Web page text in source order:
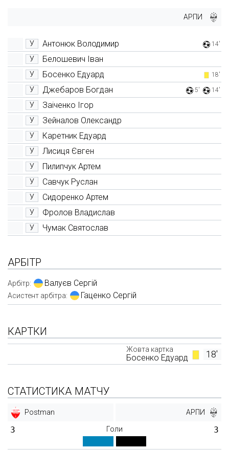
АРПИ
У Антонюк Володимир 14'
У Белошевич Іван
У Босенко Едуард 18'
У Джебаров Богдан 5' 14'
У Заіченко Ігор
У Зейналов Олександр
У Каретник Едуард
У Лисиця Євген
У Пилипчук Артем
У Савчук Руслан
У Сидоренко Артем
У Фролов Владислав
У Чумак Святослав
АРБІТР
Арбітр: Валуєв Сергій
Асистент арбітра: Гаценко Сергій
КАРТКИ
18'
Жовта картка
Босенко Едуард
СТАТИСТИКА МАТЧУ
Postman АРПИ
3 Голи 3